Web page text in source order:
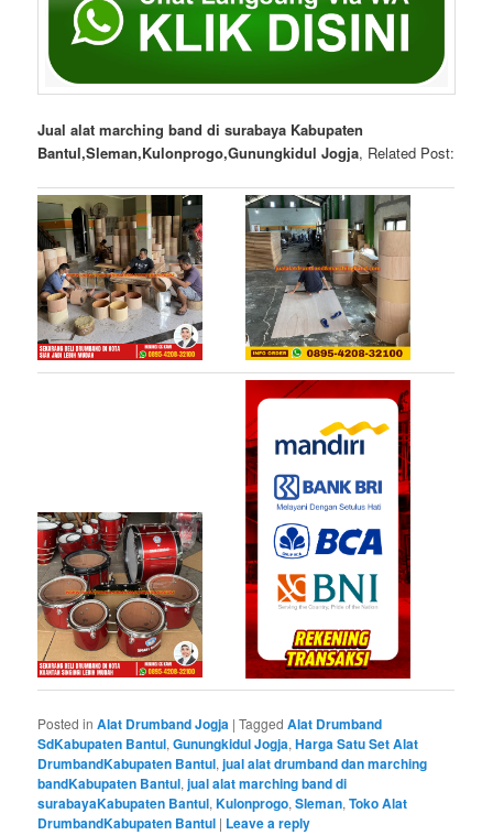
Jual alat marching band di surabaya Kabupaten
Bantul,Sleman,Kulonprogo,Gunungkidul Jogja, Related Post:
Posted in Alat Drumband Jogja |Tagged Alat Drumband
SdKabupaten Bantul,Gunungkidul Jogja,Harga Satu Set Alat
DrumbandKabupaten Bantul,jual alat drumband dan marching
bandKabupaten Bantul,jual alat marching band di
surabayaKabupaten Bantul,Kulonprogo,Sleman,Toko Alat
DrumbandKabupaten Bantul | Leave a reply